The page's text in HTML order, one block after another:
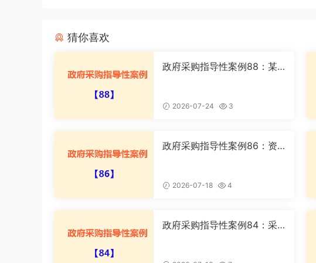
猜你喜欢
政府采购指导性案例88：某
2026-07-24 3
政府采购指导性案例86：资
2026-07-18 4
政府采购指导性案例84：采